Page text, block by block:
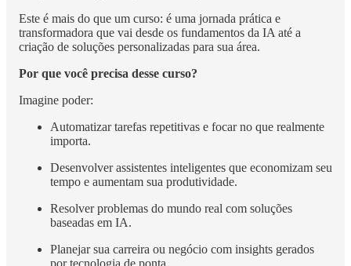
Este é mais do que um curso: é uma jornada prática e
transformadora que vai desde os fundamentos da IA até a
criação de soluções personalizadas para sua área.
Por que você precisa desse curso?
Imagine poder:
Automatizar tarefas repetitivas e focar no que realmente
importa.
Desenvolver assistentes inteligentes que economizam seu
tempo e aumentam sua produtividade.
Resolver problemas do mundo real com soluções
baseadas em IA.
Planejar sua carreira ou negócio com insights gerados
por tecnologia de ponta.